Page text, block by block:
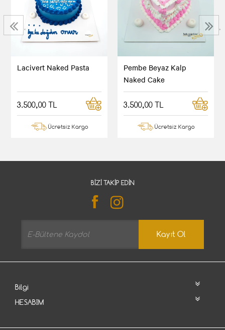
Lacivert Naked Pasta
3.500,00 TL
Ücretsiz Kargo
Pembe Beyaz Kalp
Naked Cake
3.500,00 TL
Ücretsiz Kargo
‹ ›
BIZI TAKIP EDIN
Kayıt Ol
Bilgi
HESABIM